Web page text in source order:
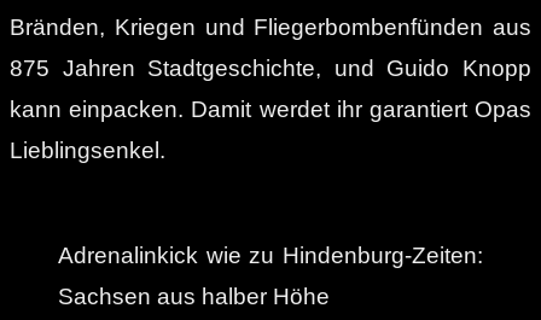
Bränden, Kriegen und Fliegerbombenfünden aus
875 Jahren Stadtgeschichte, und Guido Knopp
kann einpacken. Damit werdet ihr garantiert Opas
Lieblingsenkel.
Adrenalinkick wie zu Hindenburg-Zeiten:
Sachsen aus halber Höhe